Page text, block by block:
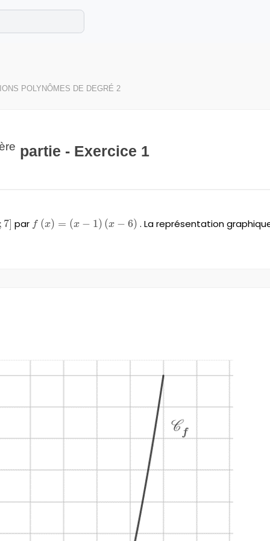
maths cet été !
avec des exercices corrigés en vidéo.
POLYNÔMES DE DEGRÉ 2
partie - Exercice 1
7] par f\left(x\right)=\left(x-
f (x) = (x − 1) (x − 6) . La représentation